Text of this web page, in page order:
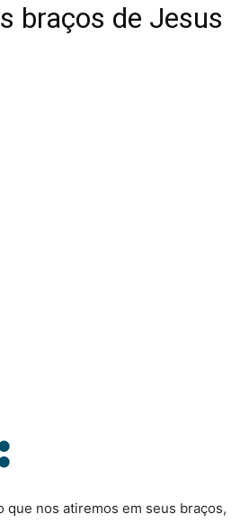
braços de Jesus
que nos atiremos em seus braços,